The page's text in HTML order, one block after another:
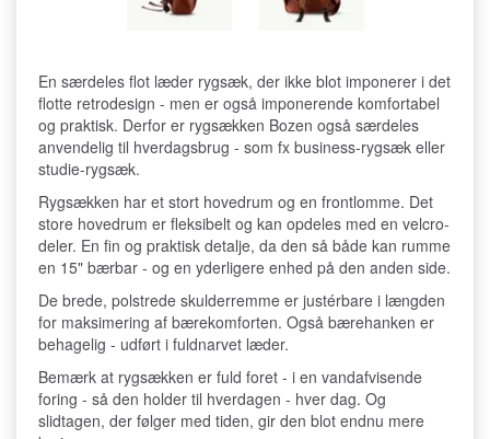
En særdeles flot læder rygsæk, der ikke blot imponerer i det
flotte retrodesign - men er også imponerende komfortabel
og praktisk. Derfor er rygsækken Bozen også særdeles
anvendelig til hverdagsbrug - som fx business-rygsæk eller
studie-rygsæk.
Rygsækken har et stort hovedrum og en frontlomme. Det
store hovedrum er fleksibelt og kan opdeles med en velcro-
deler. En fin og praktisk detalje, da den så både kan rumme
en 15" bærbar - og en yderligere enhed på den anden side.
De brede, polstrede skulderremme er justérbare i længden
for maksimering af bærekomforten. Også bærehanken er
behagelig - udført i fuldnarvet læder.
Bemærk at rygsækken er fuld foret - i en vandafvisende
foring - så den holder til hverdagen - hver dag. Og
slidtagen, der følger med tiden, gir den blot endnu mere